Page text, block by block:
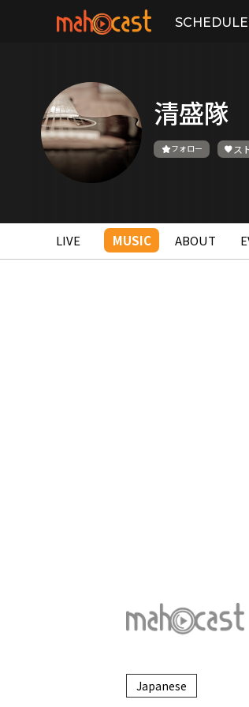
SCHEDULE
清盛隊
フォロー ス
LIVE MUSIC ABOUT